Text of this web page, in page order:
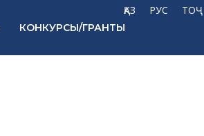
ҚАЗ РУС ТОҶ
КОНКУРСЫ/ГРАНТЫ